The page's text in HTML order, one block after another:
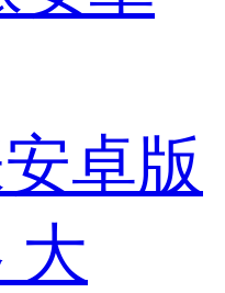
卓版
大